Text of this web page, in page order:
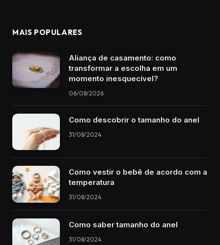
MAIS POPULARES
Aliança de casamento: como
transformar a escolha em um
momento inesquecível?
06/08/2026
Como descobrir o tamanho do anel
31/08/2024
Como vestir o bebê de acordo com a
temperatura
31/08/2024
Como saber tamanho do anel
31/08/2024